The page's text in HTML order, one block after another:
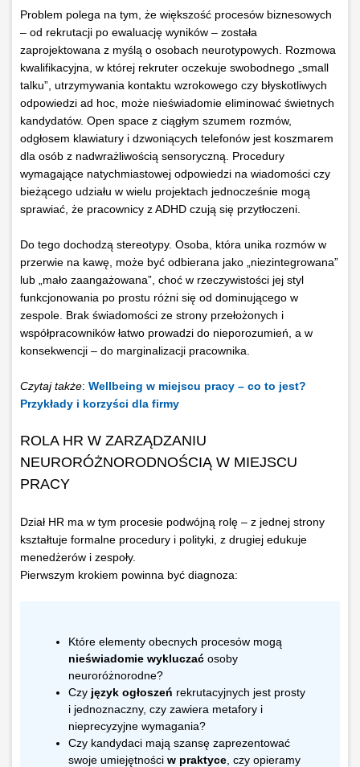
Problem polega na tym, że większość procesów biznesowych
– od rekrutacji po ewaluację wyników – została
zaprojektowana z myślą o osobach neurotypowych. Rozmowa
kwalifikacyjna, w której rekruter oczekuje swobodnego „small
talku”, utrzymywania kontaktu wzrokowego czy błyskotliwych
odpowiedzi ad hoc, może nieświadomie eliminować świetnych
kandydatów. Open space z ciągłym szumem rozmów,
odgłosem klawiatury i dzwoniących telefonów jest koszmarem
dla osób z nadwrażliwością sensoryczną. Procedury
wymagające natychmiastowej odpowiedzi na wiadomości czy
bieżącego udziału w wielu projektach jednocześnie mogą
sprawiać, że pracownicy z ADHD czują się przytłoczeni.
Do tego dochodzą stereotypy. Osoba, która unika rozmów w
przerwie na kawę, może być odbierana jako „niezintegrowana”
lub „mało zaangażowana”, choć w rzeczywistości jej styl
funkcjonowania po prostu różni się od dominującego w
zespole. Brak świadomości ze strony przełożonych i
współpracowników łatwo prowadzi do nieporozumień, a w
konsekwencji – do marginalizacji pracownika.
Czytaj także: Wellbeing w miejscu pracy – co to jest?
Przykłady i korzyści dla firmy
ROLA HR W ZARZĄDZANIU
NEURORÓŻNORODNOŚCIĄ W MIEJSCU
PRACY
Dział HR ma w tym procesie podwójną rolę – z jednej strony
kształtuje formalne procedury i polityki, z drugiej edukuje
menedżerów i zespoły.
Pierwszym krokiem powinna być diagnoza:
Które elementy obecnych procesów mogą
nieświadomie wykluczać osoby
neuroróżnorodne?
Czy język ogłoszeń rekrutacyjnych jest prosty
i jednoznaczny, czy zawiera metafory i
nieprecyzyjne wymagania?
Czy kandydaci mają szansę zaprezentować
swoje umiejętności w praktyce , czy opieramy